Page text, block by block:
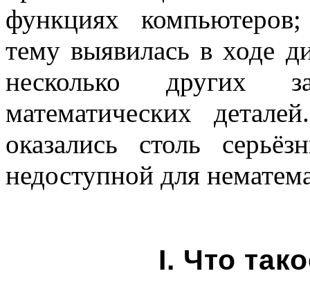
функциях
тему выявилась в ходе
несколько других
математических
оказались столь
недоступной для
I. Что